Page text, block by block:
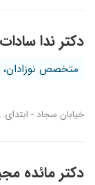
دکتر ندا
متخصص نوزادان،
خیابان سجاد -
دکتر مائده